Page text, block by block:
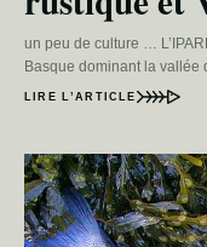
un peu de culture …
Basque dominant la vallée
LIRE L’ARTICLE